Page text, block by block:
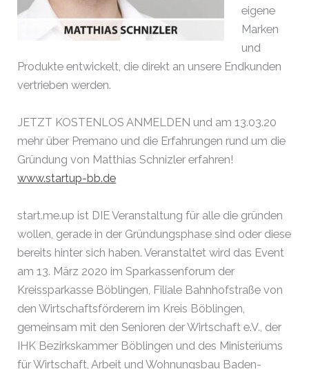
eigene
Marken
und
Produkte entwickelt, die direkt an unsere Endkunden
vertrieben werden.
JETZT KOSTENLOS ANMELDEN und am 13.03.20
mehr über Premano und die Erfahrungen rund um die
Gründung von Matthias Schnizler erfahren!
www.startup-bb.de
start.me.up ist DIE Veranstaltung für alle die gründen
wollen, gerade in der Gründungsphase sind oder diese
bereits hinter sich haben. Veranstaltet wird das Event
am 13. März 2020 im Sparkassenforum der
Kreissparkasse Böblingen, Filiale Bahnhofstraße von
den Wirtschaftsförderern im Kreis Böblingen,
gemeinsam mit den Senioren der Wirtschaft e.V., der
IHK Bezirkskammer Böblingen und des Ministeriums
für Wirtschaft, Arbeit und Wohnungsbau Baden-